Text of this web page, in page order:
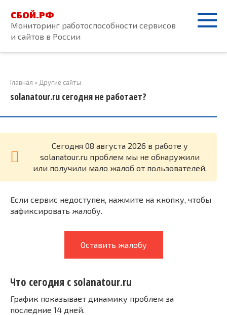
контенту
СБОЙ.РФ
Мониторинг работоспособности сервисов
и сайтов в России
Главная » Другие сайты
solanatour.ru сегодня не работает?
Cегодня 08 августа 2026 в работе у
solanatour.ru проблем мы не обнаружили
или получили мало жалоб от пользователей.
Если сервис недоступен, нажмите на кнопку, чтобы
зафиксировать жалобу.
Оставить жалобу
Что сегодня с solanatour.ru
График показывает динамику проблем за
последние 14 дней.